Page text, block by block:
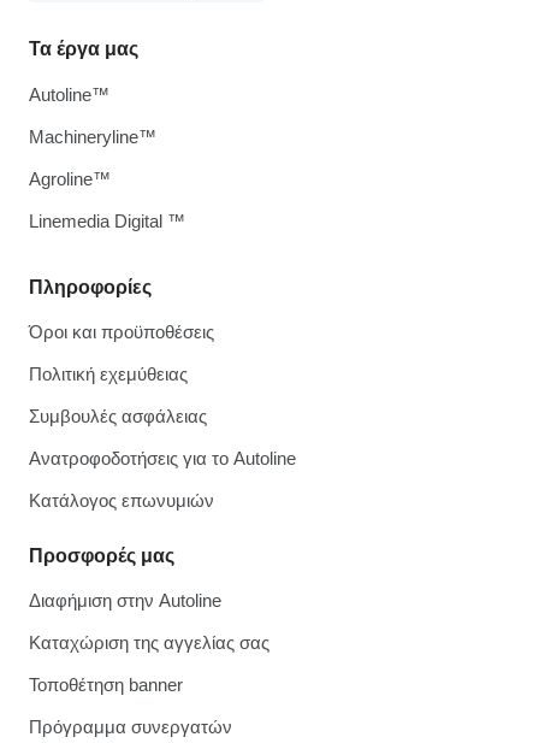
Πληροφορίες
Όροι και προϋποθέσεις
Πολιτική εχεμύθειας
Συμβουλές ασφάλειας
Ανατροφοδοτήσεις για το Autoline
Κατάλογος επωνυμιών
Προσφορές μας
Διαφήμιση στην Autoline
Καταχώριση της αγγελίας σας
Τοποθέτηση banner
Πρόγραμμα συνεργατών
Τα έργα μας
Autoline™
Machineryline™
Agroline™
Linemedia Digital ™